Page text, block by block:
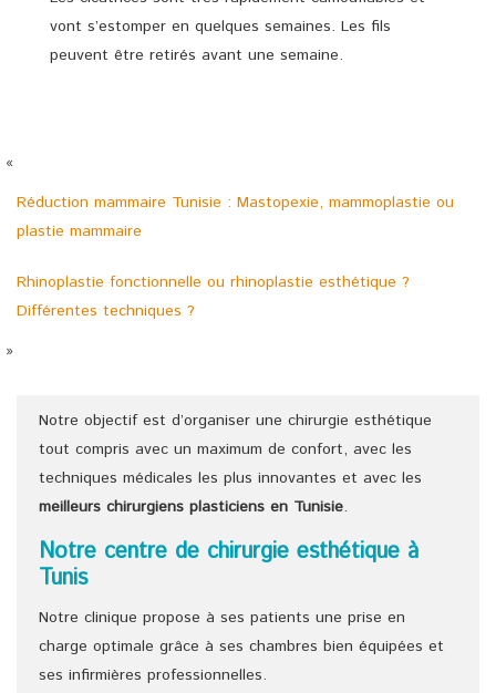
vont s’estomper en quelques semaines. Les fils
peuvent être retirés avant une semaine.
«
Réduction mammaire Tunisie : Mastopexie, mammoplastie ou
plastie mammaire
Rhinoplastie fonctionnelle ou rhinoplastie esthétique ?
Différentes techniques ?
»
Notre objectif est d’organiser une chirurgie esthétique
tout compris avec un maximum de confort, avec les
techniques médicales les plus innovantes et avec les
meilleurs chirurgiens plasticiens en Tunisie.
Notre centre de chirurgie esthétique à
Tunis
Notre clinique propose à ses patients une prise en
charge optimale grâce à ses chambres bien équipées et
ses infirmières professionnelles.